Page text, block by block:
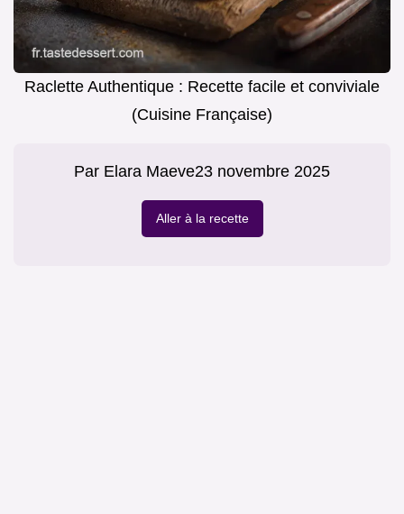
Raclette Authentique : Recette facile et conviviale
(Cuisine Française)
Par Elara Maeve23 novembre 2025
Aller à la recette